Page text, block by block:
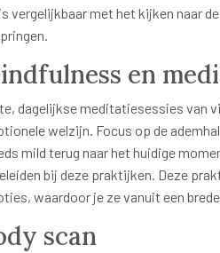
vergelijkbaar met het kijken naar
en
dagelijkse meditatiesessies van
welzijn. Focus op de
mild terug naar het huidige
bij deze praktijken. Deze
waardoor je ze vanuit een
scan